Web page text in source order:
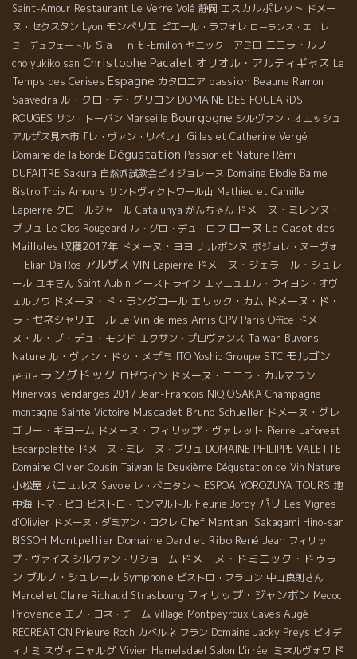
Saint-Amour Restaurant Le Verre Volé 静岡 エスカルポレット ドメー
ヌ・セクスタン Lyon モンペリエ ピエール・ラフォレ ローランス・エ・レ
ミ・デュフェートル Ｓａｉｎｔ-Emilion ヤニック・アミロ ニコラ・ルノー
cho yukiko san Christophe Pacalet オリオル・アルティギャス Le
Temps des Cerises Espagne カタロニア passion Beaune Ramon
Saavedra ル・クロ・デ・グリヨン DOMAINE DES FOULARDS
ROUGES サン・トーバン Marseille Bourgogne シルヴァン・オエッシュ
アルザス見本市「レ・ヴァン・リベレ」 Gilles et Catherine Vergé
Domaine de la Borde Dégustation Passion et Nature Rémi
DUFAITRE Sakura 自然派試飲会ビオジョレーヌ Domaine Elodie Balme
Bistro Trois Amours サントヴィクトワール山 Mathieu et Camille
Lapierre クロ・ルジャール Catalunya がんちゃん ドメーヌ・ミレンヌ・
ブリュ Le Clos Rougeard ル・グロ・デュ・ロワ ローヌ Le Casot des
Mailloles 収穫2017年 ドメーヌ・ヨヨ ナルボンヌ ボジョレ・ヌーヴォ
ー Elian Da Ros アルザス VIN Lapierre ドメーヌ・ジェラール・シュレ
ール ユキさん Saint Aubin イーストライン エマニュエル・ウイヨン・オヴ
ェルノワ ドメーヌ・ド・ラングロール エリック・カム ドメーヌ・ド・
ラ・セネシャリエール Le Vin de mes Amis CPV Paris Office ドメー
ヌ・ル・ブ・デュ・モンド エクサン・プロヴァンス Taiwan Buvons
Nature ル・ヴァン・ドゥ・メザミ ITO Yoshio Groupe STC モルゴン
pépite ラングドック ロゼワイン ドメーヌ・ニコラ・カルマラン
Minervois Vendanges 2017 Jean-Francois NIQ OSAKA Champagne
montagne Sainte Victoire Muscadet Bruno Schueller ドメーヌ・グレ
ゴリー・ギヨーム ドメーヌ・フィリップ・ヴァレット Pierre Laforest
Escarpolette ドメーヌ・ミレーヌ・ブリュ DOMAINE PHILIPPE VALETTE
Domaine Olivier Cousin Taiwan la Deuxième Dégustation de Vin Nature
小松屋 バニュルス Savoie レ・ぺニタント ESPOA YOROZUYA TOURS 地
中海 トマ・ピコ ビストロ・モンマルトル Fleurie Jordy パリ Les Vignes
d'Olivier ドメーヌ・ダミアン・コクレ Chef Mantani Sakagami Hino-san
BISSOH Montpellier Domaine Dard et Ribo René Jean フィリッ
プ・ヴァイス シルヴァン・リショーム ドメーヌ・ドミニック・ドゥラ
ン ブルノ・シュレール Symphonie ビストロ・フラコン 中山良則さん
Marcel et Claire Richaud Strasbourg フィリップ・ジャンボン Medoc
Provence エノ・コネ・チーム Village Montpeyroux Caves Augé
RECREATION Prieure Roch カベルネ フラン Domaine Jacky Preys ビオデ
ィナミ スヴィニャルグ Vivien Hemelsdael Salon L'irréel ミネルヴォワ ド